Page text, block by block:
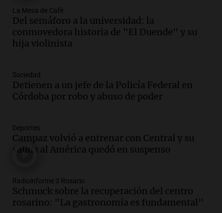
conmovedora historia de "El Duende" y
su hija violinista
La Mesa de Café
Episodios
empresario Roberto Zagra en Tucumán
Panorama Federal
Episodios
del centro rosarino: "La gastronomía es
fundamental"
Noticias Rosario
clave declararán sobre velocidad en las
altas cumbres
Panorama Federal
La Mesa de Café
Del semáforo a la universidad: la
conmovedora historia de "El Duende" y su
hija violinista
Sociedad
Detienen a un jefe de la Policía Federal en
Córdoba por robo y abuso de poder
Deportes
Campaz volvió a entrenar con Central y su
salida al América quedó en suspenso
Radioinforme 3 Rosario
Schmuck sobre la recuperación del centro
rosarino: "La gastronomía es fundamental"